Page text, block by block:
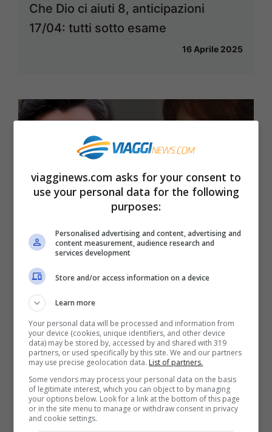
Che Dio ci aiuti 8, anticipazioni
17/04: tutti sotto esame
16 Aprile 2025
Il Paradiso delle Signore 9, spoiler 7-
11 aprile: due triangoli amorosi
3 Aprile 2025
viagginews.com asks for your consent to
use your personal data for the following
purposes:
Personalised advertising and content, advertising and
content measurement, audience research and
services development
Store and/or access information on a device
Learn more
Your personal data will be processed and information from
your device (cookies, unique identifiers, and other device
data) may be stored by, accessed by and shared with 319
partners, or used specifically by this site. We and our partners
may use precise geolocation data. List of partners.
Some vendors may process your personal data on the basis
of legitimate interest, which you can object to by managing
your options below. Look for a link at the bottom of this page
or in the site menu to manage or withdraw consent in privacy
and cookie settings.